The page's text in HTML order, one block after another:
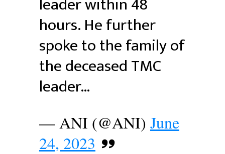
hours. He further
spoke to the family of
the deceased TMC
leader…
— ANI (@ANI) June
24, 2023